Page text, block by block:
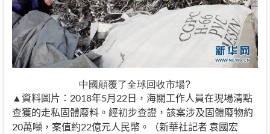
中國顛覆了全球回收市場?
▲資料圖片：2018年5月22日，海關工作人員在現場清點
查獲的走私固體廢料。經初步查證，該案涉及固體廢物約
20萬噸，案值約22億元人民幣。（新華社記者 袁國宏